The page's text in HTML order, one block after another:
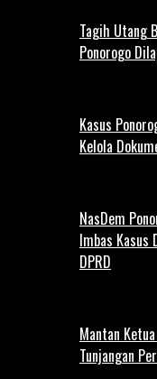
Tagih Utang
Ponorogo
Kasus
Kelola
NasDem
Imbas Kasus
DPRD
Mantan
Tunjangan